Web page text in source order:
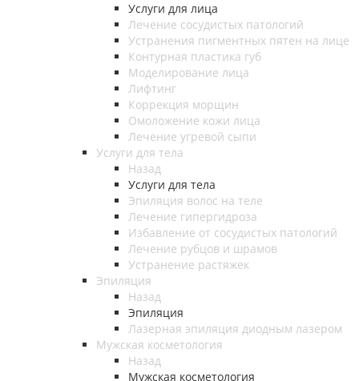
Услуги для лица
Лечение сосудистых патологий
Устранения пигментных пятен на лице
Контурная пластика губ
Моделирование лица
Лифтинг
Коррекция морщин
Омоложение кожи лица
Лечение угревой сыпи
Услуги для тела
Назад
Услуги для тела
Эпиляция волос на теле
Лечение гипергидроза
Избавление от сосудистых патологий
Лечение рубцов и шрамов
Устранение растяжек
Эпиляция
Назад
Эпиляция
Лазерная эпиляция диодным лазером
Мужская косметология
Назад
Мужская косметология